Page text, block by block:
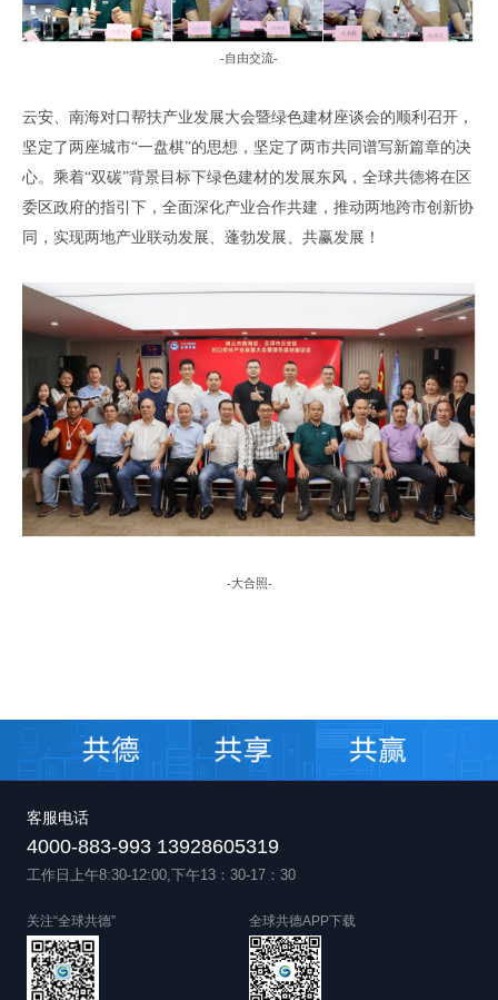
-自由交流-
云安、南海对口帮扶产业发展大会暨绿色建材座谈会的顺利召开 ，
坚定了两座城市“一盘棋”的思想 ， 坚定了两市共同谱写新篇章的决
心。乘着“双碳”背景目标下绿色建材的发展东风 ， 全球共德将在区
委区政府的指引下 ，全面深化产业合作共建，推动两地跨市创新协
同，实现两地产业联动发展、 蓬勃发展、共赢发展！
-大合照-
客服电话
4000-883-993 13928605319
工作日上午8:30-12:00,下午13：30-17：30
关注“全球共德” 全球共德APP下载